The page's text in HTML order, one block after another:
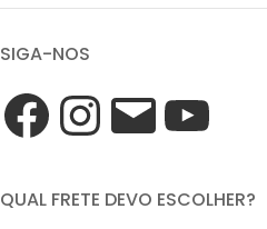
SIGA-NOS
QUAL FRETE DEVO ESCOLHER?